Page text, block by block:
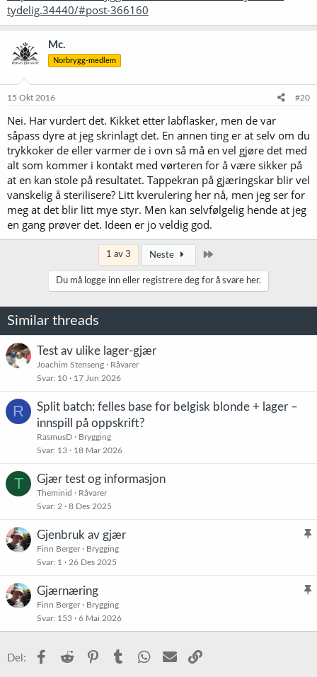
tydelig.34440/#post-366160
Mc.
Norbrygg-medlem
15 Okt 2016 #20
Nei. Har vurdert det. Kikket etter labflasker, men de var
såpass dyre at jeg skrinlagt det. En annen ting er at selv om du
trykkoker de eller varmer de i ovn så må en vel gjøre det med
alt som kommer i kontakt med vørteren for å være sikker på
at en kan stole på resultatet. Tappekran på gjæringskar blir vel
vanskelig å sterilisere? Litt kverulering her nå, men jeg ser for
meg at det blir litt mye styr. Men kan selvfølgelig hende at jeg
en gang prøver det. Ideen er jo veldig god.
1 av 3 Neste
Du må logge inn eller registrere deg for å svare her.
Similar threads
Test av ulike lager-gjær
Joachim Stenseng
Råvarer
Svar 10 17 Jun 2026
R
Split batch: felles base for belgisk blonde + lager –
innspill på oppskrift?
RasmusD
Brygging
Svar 13 18 Mar 2026
T Gjær test og informasjon
Theminid
Råvarer
Svar 2 8 Des 2025
K
t
Gjenbruk av gjær
Finn Berger
Brygging
Svar 1 26 Des 2025
K
s
Gjærnæring
Finn Berger
Brygging
Svar 153 6 Mai 2026
Del: Facebook
Reddit PinterestTumblr WhatsApp
E-post